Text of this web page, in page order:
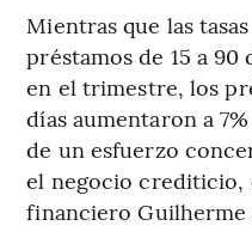
Mientras que las
préstamos de 15 a
en el trimestre, los
días aumentaron a
de un esfuerzo
el negocio
financiero Guilherme